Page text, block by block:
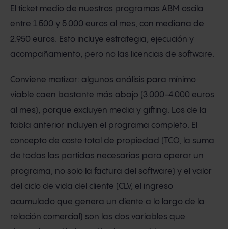
El ticket medio de nuestros programas ABM oscila
entre 1.500 y 5.000 euros al mes, con mediana de
2.950 euros. Esto incluye estrategia, ejecución y
acompañamiento, pero no las licencias de software.
Conviene matizar: algunos análisis para mínimo
viable caen bastante más abajo (3.000-4.000 euros
al mes), porque excluyen media y gifting. Los de la
tabla anterior incluyen el programa completo. El
concepto de coste total de propiedad (TCO, la suma
de todas las partidas necesarias para operar un
programa, no solo la factura del software) y el valor
del ciclo de vida del cliente (CLV, el ingreso
acumulado que genera un cliente a lo largo de la
relación comercial) son las dos variables que